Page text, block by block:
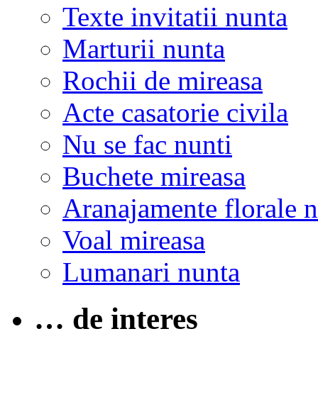
Texte invitatii nunta
Marturii nunta
Rochii de mireasa
Acte casatorie civila
Nu se fac nunti
Buchete mireasa
Aranajamente florale
Voal mireasa
Lumanari nunta
… de interes